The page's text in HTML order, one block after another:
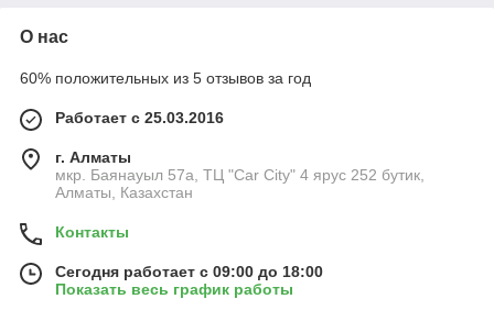
О нас
60% положительных из 5 отзывов за год
Работает с 25.03.2016
г. Алматы
мкр. Баянауыл 57а, ТЦ "Car Сity" 4 ярус 252 бутик,
Алматы, Казахстан
Контакты
Сегодня работает с 09:00 до 18:00
Показать весь график работы